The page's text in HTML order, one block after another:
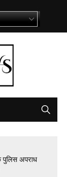
पुलिस अपराध